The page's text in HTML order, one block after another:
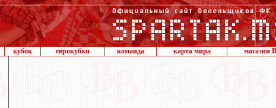
кубок еврокубки команда карта мира магазин